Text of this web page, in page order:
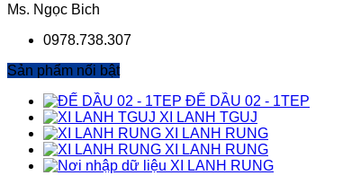
Ms. Ngọc Bich
0978.738.307
Sản phẩm nối bật
ĐẾ DẦU 02 - 1TEP
XI LANH TGUJ
XI LANH RUNG
XI LANH RUNG
XI LANH RUNG